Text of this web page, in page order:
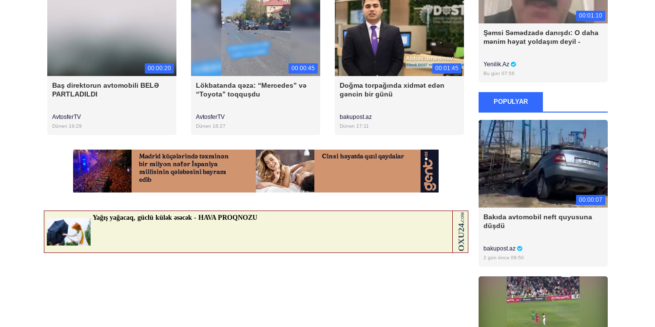
00:00:20
Baş direktorun avtomobili BELƏ
PARTLADILDI
AvtosferTV
Dünən 19:29
00:00:45
Lökbatanda qəza: “Mercedes” və
“Toyota” toqquşdu
AvtosferTV
Dünən 18:27
00:01:45
Doğma torpağında xidmət edən
gəncin bir günü
bakupost.az
Dünən 17:11
00:01:10
Şəmsi Səmədzadə danışdı: O daha
mənim həyat yoldaşım deyil -
Yenilik.Az
Bu gün 07:56
POPULYAR
00:00:07
Bakıda avtomobil neft quyusuna
düşdü
bakupost.az
2 gün öncə 09:50